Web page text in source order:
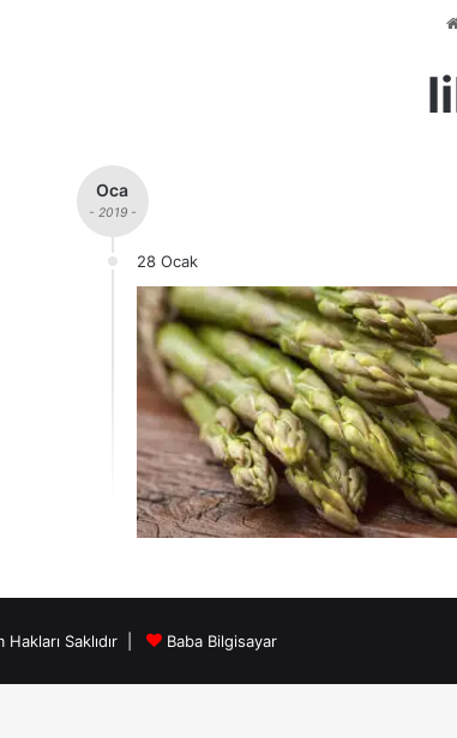
Oca
- 2019 -
28 Ocak
Saklıdır | Baba Bilgisayar